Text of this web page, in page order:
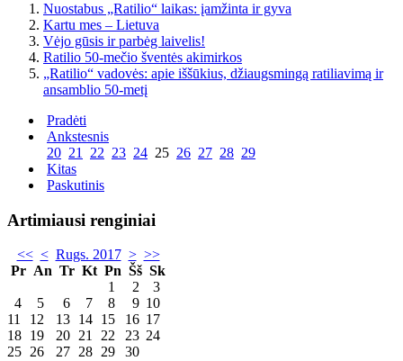
Nuostabus „Ratilio“ laikas: įamžinta ir gyva
Kartu mes – Lietuva
Vėjo gūsis ir parbėg laivelis!
Ratilio 50-mečio šventės akimirkos
„Ratilio“ vadovės: apie iššūkius, džiaugsmingą ratiliavimą ir
ansamblio 50-metį
Pradėti
Ankstesnis
20 21 22 23 24 25 26 27 28 29
Kitas
Paskutinis
Artimiausi renginiai
<< < Rugs. 2017 > >>
Pr An Tr Kt Pn Šš Sk
1
2
3
4
5 6 7 8 9 10
11
12 13 14 15 16 17
18 19 20 21 22 23 24
25 26 27 28 29 30